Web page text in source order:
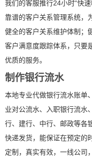
我们的客服推行24小时“快
靠谱的客户关系管理系统，
健全的客户关系维护体制；
客户满意度跟踪体系，只要
优质的服务。
制作银行流水
本地专业代做银行流水账单
业对公流水、入职银行流水
行、建行、中行、邮政等各
快递发货，能保证在预定的
定制，真实有效，一线公司